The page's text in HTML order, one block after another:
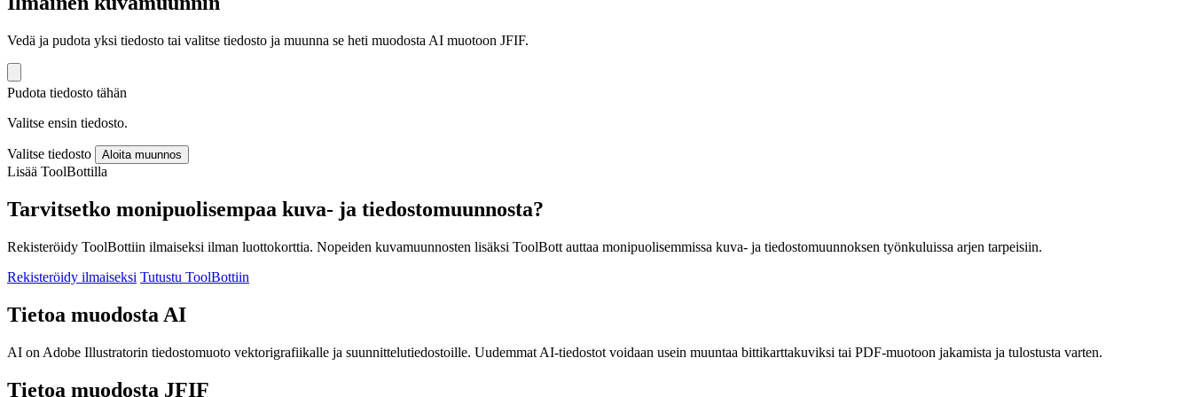
Vedä ja pudota yksi tiedosto tai valitse tiedosto ja muunna se heti muodosta AI muotoon JFIF.
Pudota tiedosto tähän
Valitse ensin tiedosto.
Valitse tiedosto Aloita muunnos
Lisää ToolBottilla
Tarvitsetko monipuolisempaa kuva- ja tiedostomuunnosta?
Rekisteröidy ToolBottiin ilmaiseksi ilman luottokorttia. Nopeiden kuvamuunnosten lisäksi ToolBott auttaa monipuolisemmissa kuva- ja tiedostomuunnoksen työnkuluissa arjen tarpeisiin.
Rekisteröidy ilmaiseksi Tutustu ToolBottiin
Tietoa muodosta AI
AI on Adobe Illustratorin tiedostomuoto vektorigrafiikalle ja suunnittelutiedostoille. Uudemmat AI-tiedostot voidaan usein muuntaa bittikarttakuviksi tai PDF-muotoon jakamista ja tulostusta varten.
Tietoa muodosta JFIF